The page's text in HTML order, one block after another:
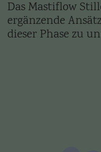
Das Mastiflow
ergänzende
dieser Phase zu